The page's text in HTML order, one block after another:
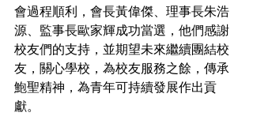
會過程順利，會長黃偉傑、理事長朱浩
源、監事長歐家輝成功當選，他們感謝
校友們的支持，並期望未來繼續團結校
友，關心學校，為校友服務之餘，傳承
鮑聖精神，為青年可持續發展作出貢
獻。